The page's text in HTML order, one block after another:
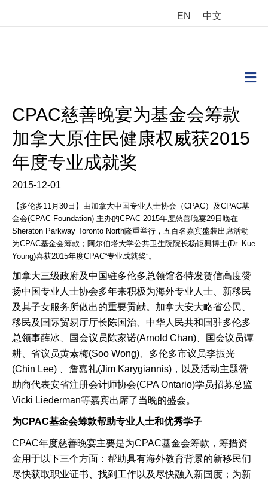
EN 中文
CPAC慈善晚宴为基金会筹款
加拿大原住民健康权威获2015
年度专业成就奖
2015-12-01
【多伦多11月30日】由加拿大中国专业人士协会（CPAC）及CPAC基
金会(CPAC Foundation) 主办的CPAC 2015年度慈善晚宴29日晚在
Sheraton Parkway Toronto North隆重举行，五百名嘉宾盛装出席活动
为CPAC基金会筹款；阿尔伯塔大学公共卫生院院长杨钜興博士(Dr. Kue
Young)喜获2015年度CPAC“专业成就奖”。
加拿大三级政府及中国驻多伦多总领馆各特发贺信高度赞
扬中国专业人士协会多年来积极为海外专业人士、新移民
及其子女服务所做出的重要贡献。加拿大安大略省公民、
移民及国际贸易厅厅长陈国治、中华人民共和国驻多伦多
总领事薛冰、国会议员陈家诺(Arnold Chan)、国会议员谭
耕、省议员黄素梅(Soo Wong)、多伦多市议员李振光
(Chin Lee) 、詹嘉礼(Jim Karygiannis)，以及活动主题赞
助商代表安省注册会计师协会(CPA Ontario)学员招募总监
Vicki Liederman等嘉宾出席了当晚的盛会。
为CPAC基金会筹款帮助专业人士和优秀学子
CPAC年度慈善晚宴主要是为CPAC基金会筹款，筹措资
金用于以下三个方面：帮助具有海外教育背景的新移民们
尽快获取职业证书、找到工作以及尽快融入新国度；为新